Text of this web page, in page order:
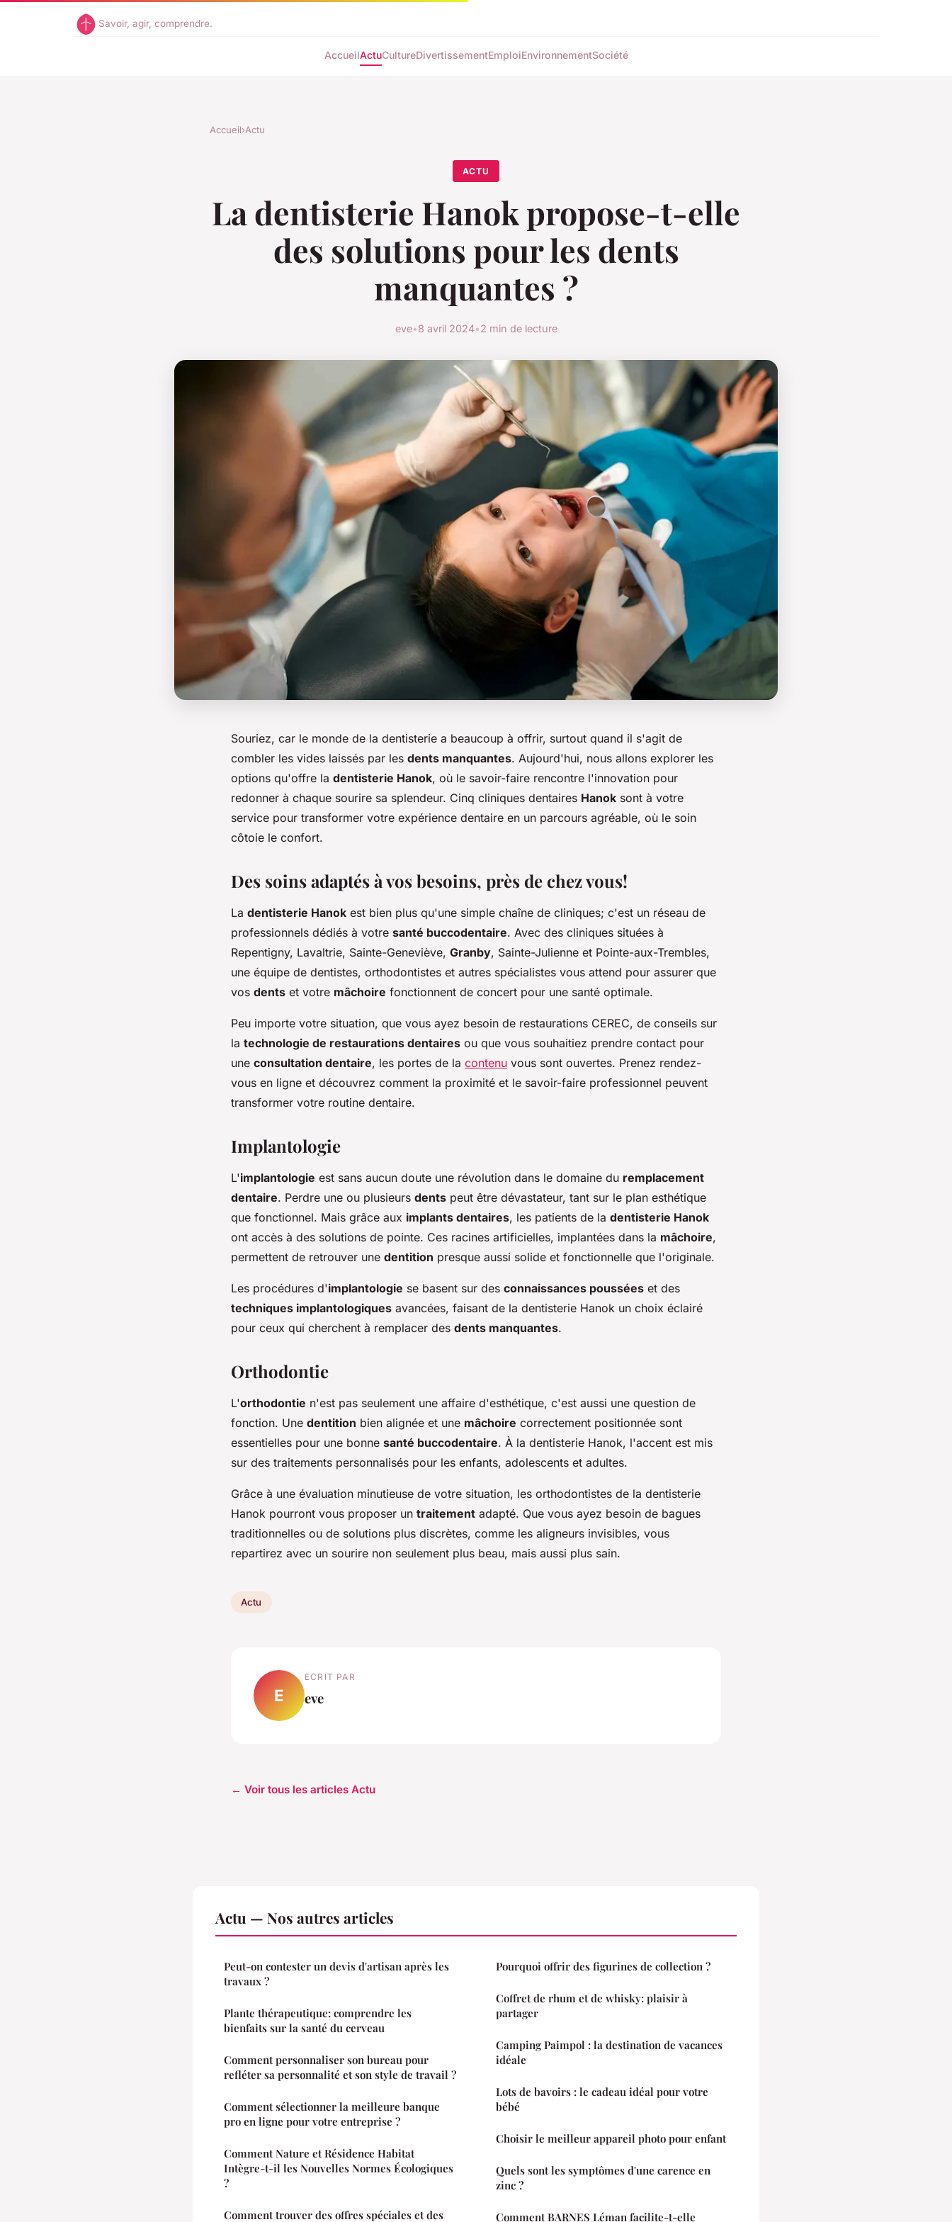
Savoir, agir, comprendre.
AccueilActuCultureDivertissementEmploiEnvironnementSociété
Accueil›Actu
ACTU
La dentisterie Hanok propose-t-elle
des solutions pour les dents
manquantes ?
eve•8 avril 2024•2 min de lecture
Souriez, car le monde de la dentisterie a beaucoup à offrir, surtout quand il s'agit de
combler les vides laissés par les dents manquantes. Aujourd'hui, nous allons explorer les
options qu'offre la dentisterie Hanok, où le savoir-faire rencontre l'innovation pour
redonner à chaque sourire sa splendeur. Cinq cliniques dentaires Hanok sont à votre
service pour transformer votre expérience dentaire en un parcours agréable, où le soin
côtoie le confort.
Des soins adaptés à vos besoins, près de chez vous!
La dentisterie Hanok est bien plus qu'une simple chaîne de cliniques; c'est un réseau de
professionnels dédiés à votre santé buccodentaire. Avec des cliniques situées à
Repentigny, Lavaltrie, Sainte-Geneviève, Granby, Sainte-Julienne et Pointe-aux-Trembles,
une équipe de dentistes, orthodontistes et autres spécialistes vous attend pour assurer que
vos dents et votre mâchoire fonctionnent de concert pour une santé optimale.
Peu importe votre situation, que vous ayez besoin de restaurations CEREC, de conseils sur
la technologie de restaurations dentaires ou que vous souhaitiez prendre contact pour
une consultation dentaire, les portes de la contenu vous sont ouvertes. Prenez rendez-
vous en ligne et découvrez comment la proximité et le savoir-faire professionnel peuvent
transformer votre routine dentaire.
Implantologie
L'implantologie est sans aucun doute une révolution dans le domaine du remplacement
dentaire. Perdre une ou plusieurs dents peut être dévastateur, tant sur le plan esthétique
que fonctionnel. Mais grâce aux implants dentaires, les patients de la dentisterie Hanok
ont accès à des solutions de pointe. Ces racines artificielles, implantées dans la mâchoire,
permettent de retrouver une dentition presque aussi solide et fonctionnelle que l'originale.
Les procédures d'implantologie se basent sur des connaissances poussées et des
techniques implantologiques avancées, faisant de la dentisterie Hanok un choix éclairé
pour ceux qui cherchent à remplacer des dents manquantes.
Orthodontie
L'orthodontie n'est pas seulement une affaire d'esthétique, c'est aussi une question de
fonction. Une dentition bien alignée et une mâchoire correctement positionnée sont
essentielles pour une bonne santé buccodentaire. À la dentisterie Hanok, l'accent est mis
sur des traitements personnalisés pour les enfants, adolescents et adultes.
Grâce à une évaluation minutieuse de votre situation, les orthodontistes de la dentisterie
Hanok pourront vous proposer un traitement adapté. Que vous ayez besoin de bagues
traditionnelles ou de solutions plus discrètes, comme les aligneurs invisibles, vous
repartirez avec un sourire non seulement plus beau, mais aussi plus sain.
Actu
E
ECRIT PAR
eve
← Voir tous les articles Actu
Actu — Nos autres articles
Peut-on contester un devis d'artisan après les
travaux ?
Plante thérapeutique: comprendre les
bienfaits sur la santé du cerveau
Comment personnaliser son bureau pour
refléter sa personnalité et son style de travail ?
Comment sélectionner la meilleure banque
pro en ligne pour votre entreprise ?
Comment Nature et Résidence Habitat
Intègre-t-il les Nouvelles Normes Écologiques
?
Comment trouver des offres spéciales et des
Pourquoi offrir des figurines de collection ?
Coffret de rhum et de whisky: plaisir à
partager
Camping Paimpol : la destination de vacances
idéale
Lots de bavoirs : le cadeau idéal pour votre
bébé
Choisir le meilleur appareil photo pour enfant
Quels sont les symptômes d'une carence en
zinc ?
Comment BARNES Léman facilite-t-elle